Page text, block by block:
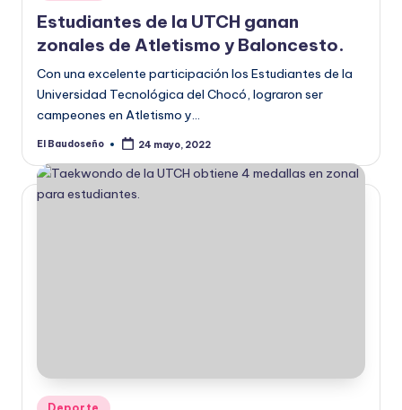
en
Estudiantes de la UTCH ganan
zonales de Atletismo y Baloncesto.
Con una excelente participación los Estudiantes de la
Universidad Tecnológica del Chocó, lograron ser
campeones en Atletismo y…
Publicado
El Baudoseño 24 mayo, 2022
Publicado